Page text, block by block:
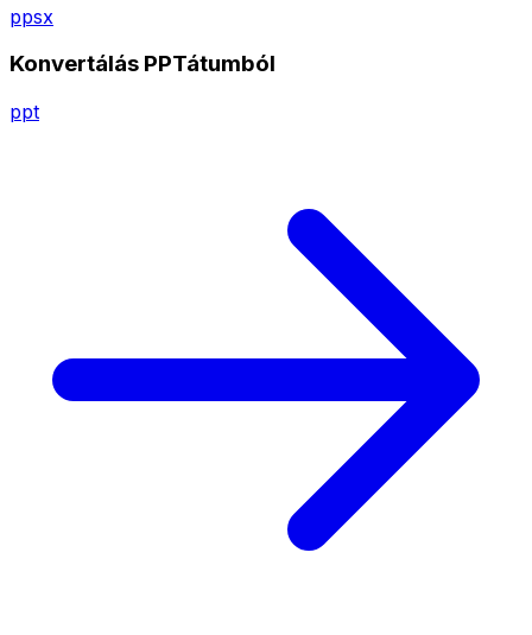
ppsx
Konvertálás PPTátumból
ppt